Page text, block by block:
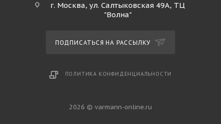
г. Москва, ул. Салтыковская 49А, ТЦ
"Волна"
ПОДПИСАТЬСЯ НА РАССЫЛКУ
ПОЛИТИКА КОНФИДЕНЦИАЛЬНОСТИ
2026 © varmann-online.ru